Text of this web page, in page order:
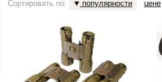
Сортировать по: популярности цене